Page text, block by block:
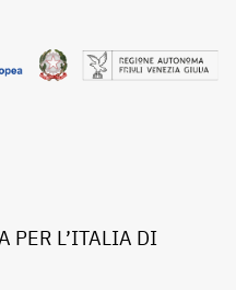
PER L’ITALIA DI